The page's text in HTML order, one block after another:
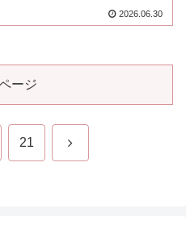
2026.06.30
ージ
21 次